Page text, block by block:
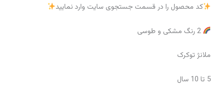
کد محصول را در قسمت جستجوی سایت وارد نمایید
2 رنگ مشکی و طوسی
ملانژ توکرک
5 تا 10 سال